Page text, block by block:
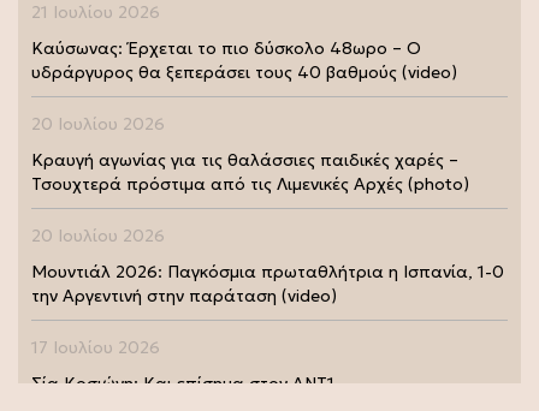
21 Ιουλίου 2026
Καύσωνας: Έρχεται το πιο δύσκολο 48ωρο – Ο
υδράργυρος θα ξεπεράσει τους 40 βαθμούς (video)
20 Ιουλίου 2026
Κραυγή αγωνίας για τις θαλάσσιες παιδικές χαρές –
Τσουχτερά πρόστιμα από τις Λιμενικές Αρχές (photo)
20 Ιουλίου 2026
Μουντιάλ 2026: Παγκόσμια πρωταθλήτρια η Ισπανία, 1-0
την Αργεντινή στην παράταση (video)
17 Ιουλίου 2026
Σία Κοσιώνη: Και επίσημα στον ΑΝΤ1